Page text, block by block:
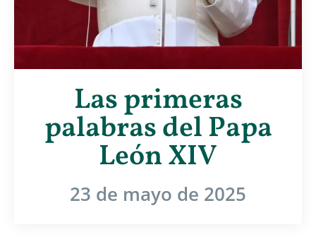
Las primeras
palabras del Papa
León XIV
23 de mayo de 2025